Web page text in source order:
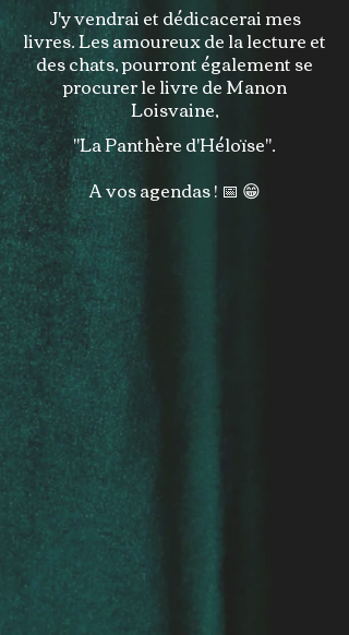
J'y vendrai et dédicacerai mes
livres. Les amoureux de la lecture et
des chats, pourront également se
procurer le livre de Manon
Loisvaine,
"La Panthère d'Héloïse".
A vos agendas ! 📅 😁